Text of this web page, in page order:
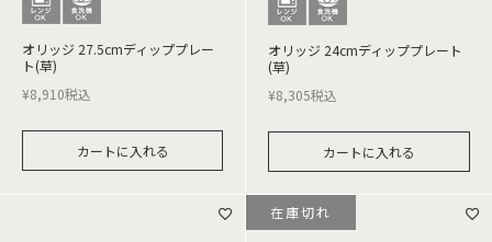
オリッジ 27.5cmディッププレー
ト(草)
¥8,910税込
カートに入れる
オリッジ 24cmディッププレート
(草)
¥8,305税込
カートに入れる
在庫切れ